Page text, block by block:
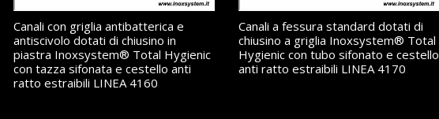
Canali con griglia antibatterica e
antiscivolo dotati di chiusino in
piastra Inoxsystem® Total Hygienic
con tazza sifonata e cestello anti
ratto estraibili LINEA 4160
Canali a fessura standard dotati di
chiusino a griglia Inoxsystem® Total
Hygienic con tubo sifonato e cestello
anti ratto estraibili LINEA 4170